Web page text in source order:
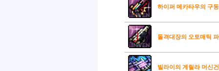
하이퍼 메카타우의 구
돌격대장의 오토매틱
빌라이의 게릴라 머신